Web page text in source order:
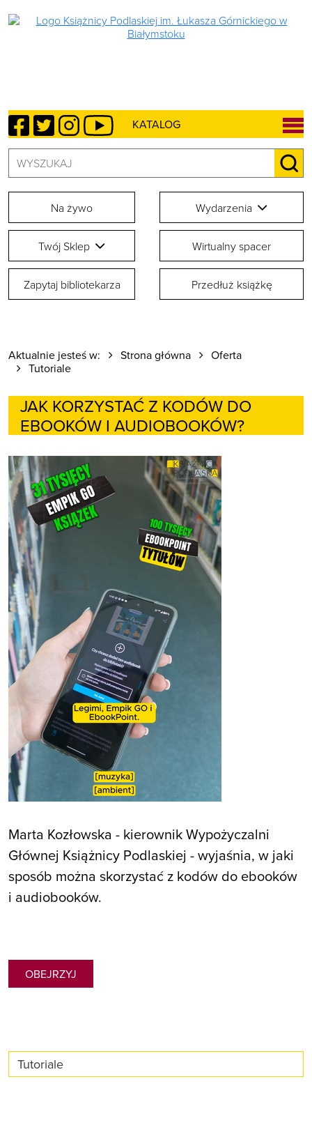
KATALOG
Facebook
TwitterInstagram
YouTube
Na żywo Wydarzenia
Twój Sklep Wirtualny spacer
Zapytaj bibliotekarza Przedłuż książkę
Aktualnie jesteś w: Strona główna
Oferta
Tutoriale
JAK KORZYSTAĆ Z KODÓW DO
EBOOKÓW I AUDIOBOOKÓW?
Marta Kozłowska - kierownik Wypożyczalni
Głównej Książnicy Podlaskiej - wyjaśnia, w jaki
sposób można skorzystać z kodów do ebooków
i audiobooków.
OBEJRZYJ
Tutoriale